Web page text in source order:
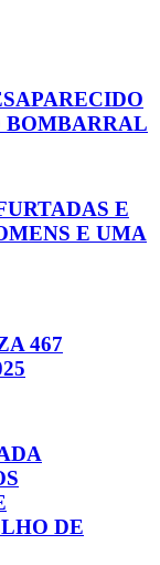
BOMBARRAL
E
E UMA
467
DE